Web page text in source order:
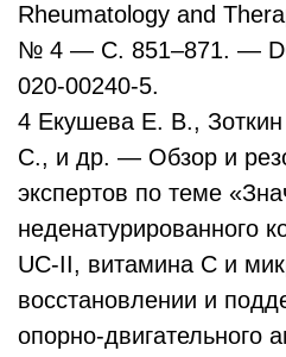
Rheumatology and
№ 4 — С. 851–871. —
020-00240-5.
4 Екушева Е. В.,
С., и др. — Обзор и
экспертов по теме
неденатурированного
UC-II, витамина C и
восстановлении и
опорно-двигательного